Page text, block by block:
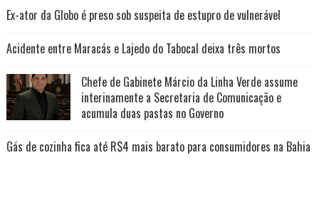
Ex-ator da Globo é preso sob suspeita de estupro de vulnerável
Acidente entre Maracás e Lajedo do Tabocal deixa três mortos
Chefe de Gabinete Márcio da Linha Verde assume
interinamente a Secretaria de Comunicação e
acumula duas pastas no Governo
Gás de cozinha fica até R$4 mais barato para consumidores na Bahia